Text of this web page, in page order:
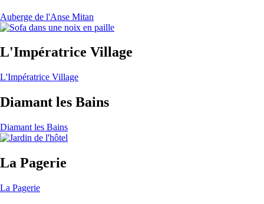
Auberge de l'Anse Mitan
L'Impératrice Village
L'Impératrice Village
Diamant les Bains
Diamant les Bains
La Pagerie
La Pagerie